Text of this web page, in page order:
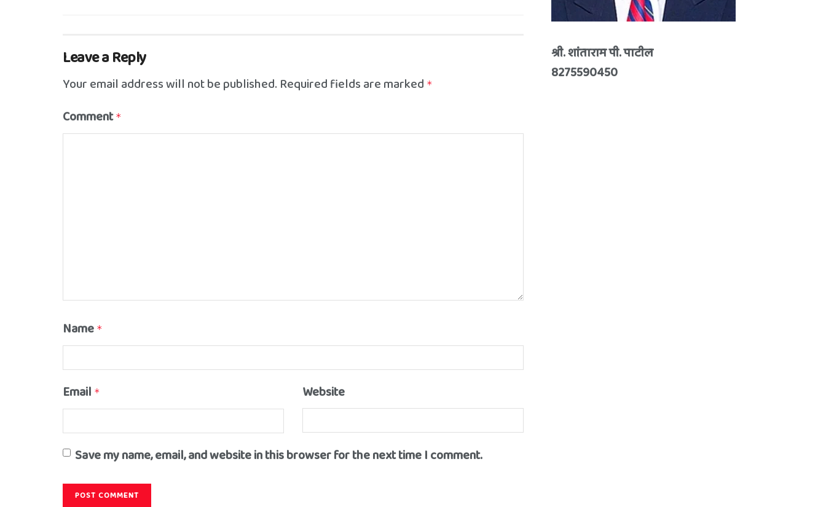
Leave a Reply
Your email address will not be published. Required fields are marked *
Comment *
Name *
Email * Website
Save my name, email, and website in this browser for the next time I comment.
श्री. शांताराम पी. पाटील
8275590450